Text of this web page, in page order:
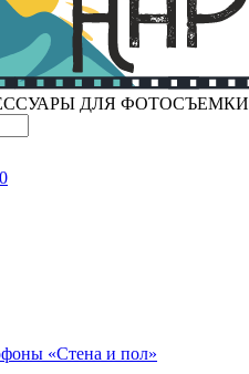
ДЛЯ ФОТОСЪЕМКИ
0
«Стена и пол»